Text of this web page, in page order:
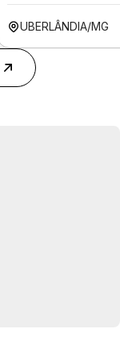
UBERLÂNDIA/MG